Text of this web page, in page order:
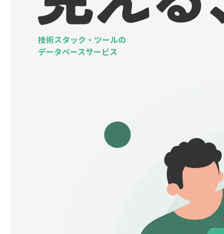
技術スタック・ツールの
データベースサービス